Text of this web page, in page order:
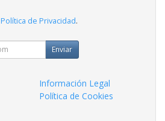
Política de Privacidad.
Enviar
Información Legal
Política de Cookies